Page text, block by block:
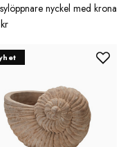
nyckel med krona